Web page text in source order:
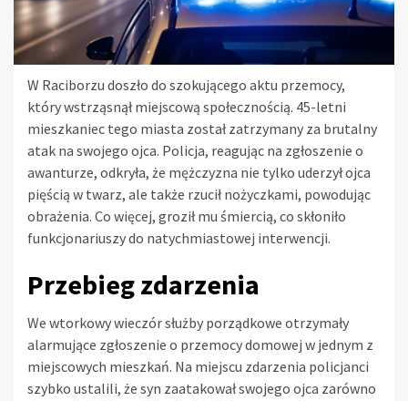
W Raciborzu doszło do szokującego aktu przemocy,
który wstrząsnął miejscową społecznością. 45-letni
mieszkaniec tego miasta został zatrzymany za brutalny
atak na swojego ojca. Policja, reagując na zgłoszenie o
awanturze, odkryła, że mężczyzna nie tylko uderzył ojca
pięścią w twarz, ale także rzucił nożyczkami, powodując
obrażenia. Co więcej, groził mu śmiercią, co skłoniło
funkcjonariuszy do natychmiastowej interwencji.
Przebieg zdarzenia
We wtorkowy wieczór służby porządkowe otrzymały
alarmujące zgłoszenie o przemocy domowej w jednym z
miejscowych mieszkań. Na miejscu zdarzenia policjanci
szybko ustalili, że syn zaatakował swojego ojca zarówno